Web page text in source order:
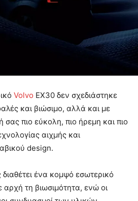
Volvo EX30 δεν σχεδιάστηκε
και βιώσιμο, αλλά και με
πιο εύκολη, πιο ήρεμη και πιο
αιχμής και
design.
ένα κομψό εσωτερικό
αρχή τη βιωσιμότητα, ενώ οι